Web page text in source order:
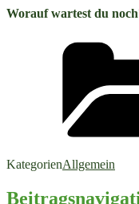
Worauf wartest du
KategorienAllgemein